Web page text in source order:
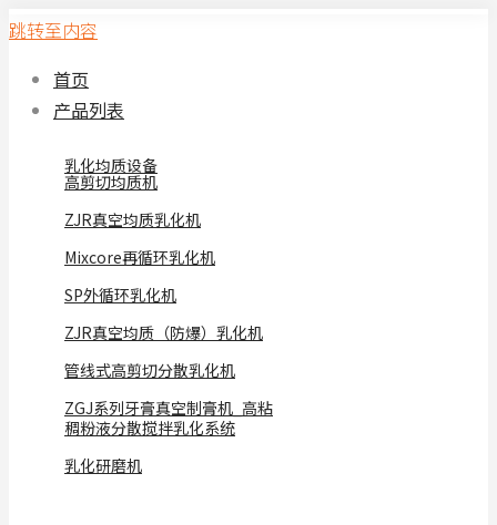
跳转至内容
首页
产品列表
乳化均质设备
高剪切均质机
ZJR真空均质乳化机
Mixcore再循环乳化机
SP外循环乳化机
ZJR真空均质（防爆）乳化机
管线式高剪切分散乳化机
ZGJ系列牙膏真空制膏机_高粘
稠粉液分散搅拌乳化系统
乳化研磨机